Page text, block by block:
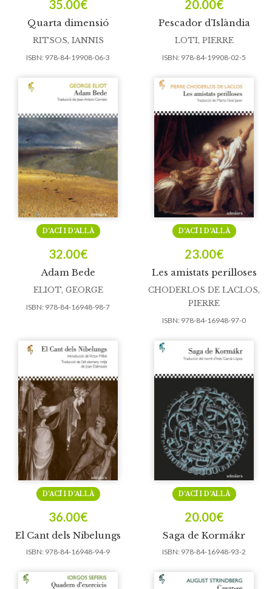
Quarta dimensió
35.00€
RITSOS, IANNIS
ISBN: 978-84-19908-06-3
Pescador d’Islàndia
20.00€
LOTI, PIERRE
ISBN: 978-84-19908-02-5
Adam Bede
D’ACÍ I D’ALLÀ
32.00€
ELIOT, GEORGE
ISBN: 978-84-16948-98-7
Les amistats perilloses
D’ACÍ I D’ALLÀ
23.00€
CHODERLOS DE LACLOS,
PIERRE
ISBN: 978-84-16948-97-0
El Cant dels Nibelungs
D’ACÍ I D’ALLÀ
36.00€
ISBN: 978-84-16948-94-9
Saga de Kormákr
D’ACÍ I D’ALLÀ
20.00€
ISBN: 978-84-16948-93-2